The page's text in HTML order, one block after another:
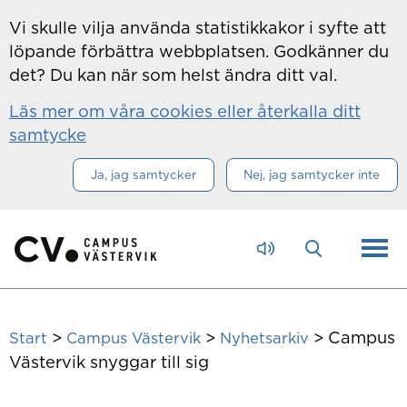
Vi skulle vilja använda statistikkakor i syfte att
löpande förbättra webbplatsen. Godkänner du
det? Du kan när som helst ändra ditt val.
Läs mer om våra cookies eller återkalla ditt
samtycke
Ja, jag samtycker Nej, jag samtycker inte
Start > Campus Västervik> Nyhetsarkiv > Campus
Västervik snyggar till sig